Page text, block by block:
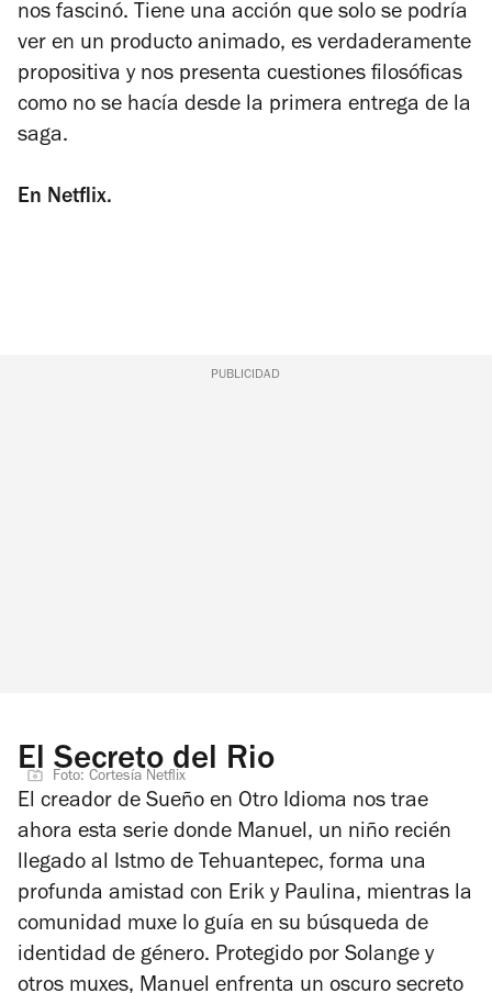
nos fascinó. Tiene una acción que solo se podría
ver en un producto animado, es verdaderamente
propositiva y nos presenta cuestiones filosóficas
como no se hacía desde la primera entrega de la
saga.
En Netflix.
PUBLICIDAD
El Secreto del Rio
Foto: Cortesía Netflix
El creador de Sueño en Otro Idioma nos trae
ahora esta serie donde Manuel, un niño recién
llegado al Istmo de Tehuantepec, forma una
profunda amistad con Erik y Paulina, mientras la
comunidad muxe lo guía en su búsqueda de
identidad de género. Protegido por Solange y
otros muxes, Manuel enfrenta un oscuro secreto